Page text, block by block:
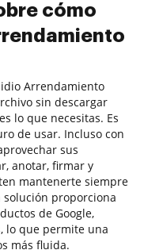
cómo
Arrendamiento
sin descargar
lo que necesitas. Es
de usar. Incluso con
sus
anotar, firmar y
mantenerte siempre
solución proporciona
de Google,
lo que permite una
más fluida.